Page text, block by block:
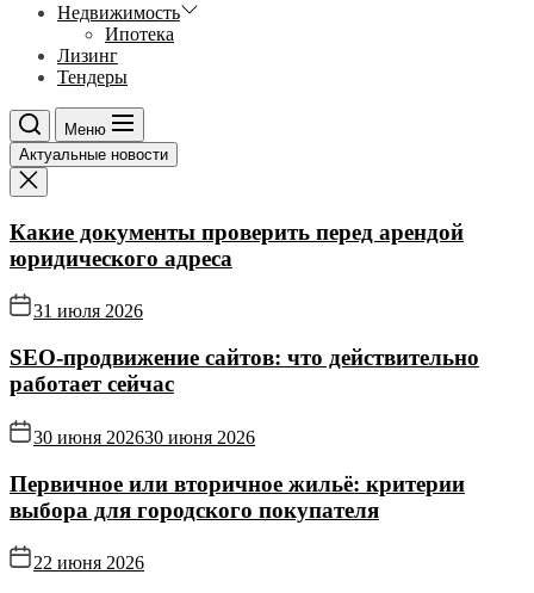
Недвижимость
Ипотека
Лизинг
Тендеры
Меню
Актуальные новости
Какие документы проверить перед арендой
юридического адреса
31 июля 2026
SEO-продвижение сайтов: что действительно
работает сейчас
30 июня 202630 июня 2026
Первичное или вторичное жильё: критерии
выбора для городского покупателя
22 июня 2026